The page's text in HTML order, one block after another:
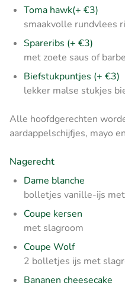
Toma hawk(+ €3)
smaakvolle rundvlees
Spareribs (+ €3)
met zoete saus of
Biefstukpuntjes (+ €3)
lekker malse stukjes
Alle hoofdgerechten
aardappelschijfjes, mayo
Nagerecht
Dame blanche
bolletjes vanille-ijs
Coupe kersen
met slagroom
Coupe Wolf
2 bolletjes ijs met
Bananen cheesecake